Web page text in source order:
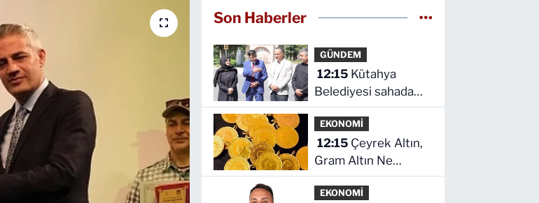
Son Haberler
GÜNDEM
12:15
Belediyesi sahada
vatandaşlarla buluştu
EKONOMİ
12:15
Gram Altın Ne
Kadar? İnegöl Kapalı
Çarşı'da Altın Ne
EKONOMİ